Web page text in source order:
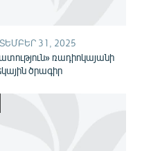
31, 2025
ռադիոկայանի
ծրագիր